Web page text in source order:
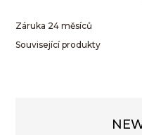
Záruka 24 měsíců
Související produkty